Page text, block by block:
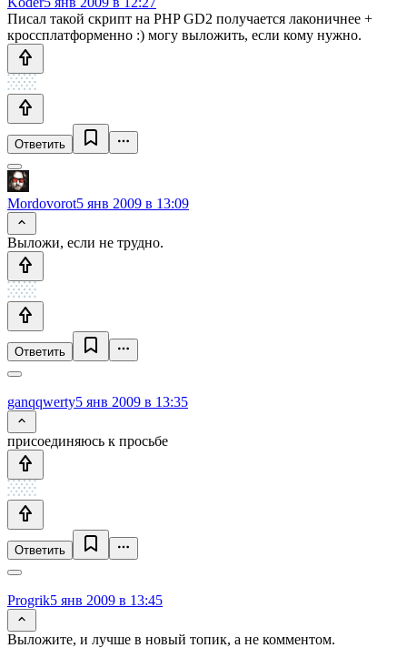
Писал такой скрипт на PHP GD2 получается лаконичнее +
кроссплатформенно :) могу выложить, если кому нужно.
Ответить
Mordovorot5 янв 2009 в 13:09
Выложи, если не трудно.
Ответить
ganqqwerty5 янв 2009 в 13:35
присоединяюсь к просьбе
Ответить
Progrik5 янв 2009 в 13:45
Выложите, и лучше в новый топик, а не комментом.